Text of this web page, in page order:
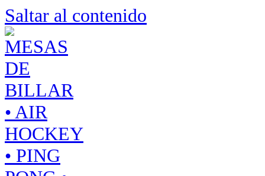
Saltar al contenido